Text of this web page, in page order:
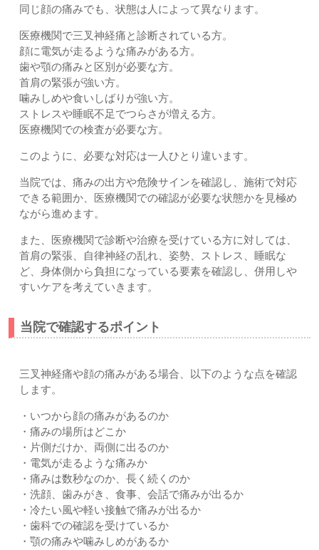
同じ顔の痛みでも、状態は人によって異なります。
医療機関で三叉神経痛と診断されている方。
顔に電気が走るような痛みがある方。
歯や顎の痛みと区別が必要な方。
首肩の緊張が強い方。
噛みしめや食いしばりが強い方。
ストレスや睡眠不足でつらさが増える方。
医療機関での検査が必要な方。
このように、必要な対応は一人ひとり違います。
当院では、痛みの出方や危険サインを確認し、施術で対応
できる範囲か、医療機関での確認が必要な状態かを見極め
ながら進めます。
また、医療機関で診断や治療を受けている方に対しては、
首肩の緊張、自律神経の乱れ、姿勢、ストレス、睡眠な
ど、身体側から負担になっている要素を確認し、併用しや
すいケアを考えていきます。
当院で確認するポイント
三叉神経痛や顔の痛みがある場合、以下のような点を確認
します。
・いつから顔の痛みがあるのか
・痛みの場所はどこか
・片側だけか、両側に出るのか
・電気が走るような痛みか
・痛みは数秒なのか、長く続くのか
・洗顔、歯みがき、食事、会話で痛みが出るか
・冷たい風や軽い接触で痛みが出るか
・歯科での確認を受けているか
・顎の痛みや噛みしめがあるか